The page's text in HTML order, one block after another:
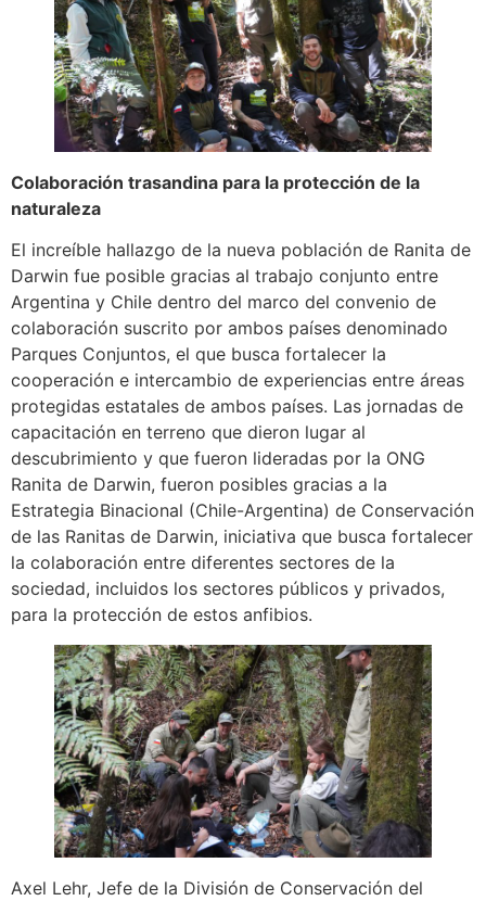
Colaboración trasandina para la protección de la
naturaleza
El increíble hallazgo de la nueva población de Ranita de
Darwin fue posible gracias al trabajo conjunto entre
Argentina y Chile dentro del marco del convenio de
colaboración suscrito por ambos países denominado
Parques Conjuntos, el que busca fortalecer la
cooperación e intercambio de experiencias entre áreas
protegidas estatales de ambos países. Las jornadas de
capacitación en terreno que dieron lugar al
descubrimiento y que fueron lideradas por la ONG
Ranita de Darwin, fueron posibles gracias a la
Estrategia Binacional (Chile-Argentina) de Conservación
de las Ranitas de Darwin, iniciativa que busca fortalecer
la colaboración entre diferentes sectores de la
sociedad, incluidos los sectores públicos y privados,
para la protección de estos anfibios.
Axel Lehr, Jefe de la División de Conservación del